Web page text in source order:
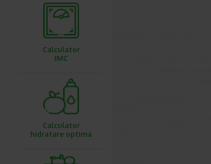
Calculator
IMC
Calculator
hidratare optima